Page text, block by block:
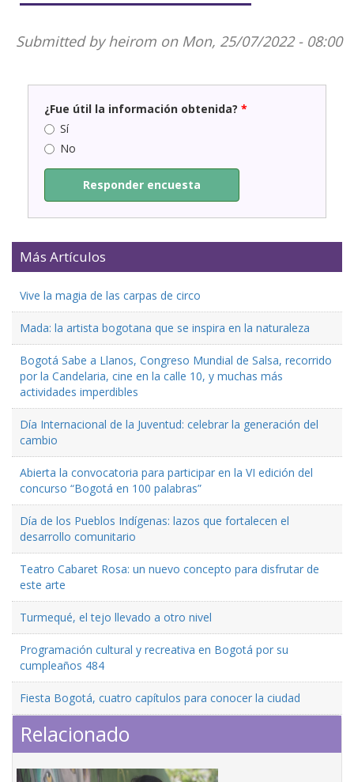
Submitted by heirom on Mon, 25/07/2022 - 08:00
¿Fue útil la información obtenida? *
Sí
No
Responder encuesta
Más Artículos
Vive la magia de las carpas de circo
Mada: la artista bogotana que se inspira en la naturaleza
Bogotá Sabe a Llanos, Congreso Mundial de Salsa, recorrido
por la Candelaria, cine en la calle 10, y muchas más
actividades imperdibles
Día Internacional de la Juventud: celebrar la generación del
cambio
Abierta la convocatoria para participar en la VI edición del
concurso “Bogotá en 100 palabras”
Día de los Pueblos Indígenas: lazos que fortalecen el
desarrollo comunitario
Teatro Cabaret Rosa: un nuevo concepto para disfrutar de
este arte
Turmequé, el tejo llevado a otro nivel
Programación cultural y recreativa en Bogotá por su
cumpleaños 484
Fiesta Bogotá, cuatro capítulos para conocer la ciudad
Relacionado